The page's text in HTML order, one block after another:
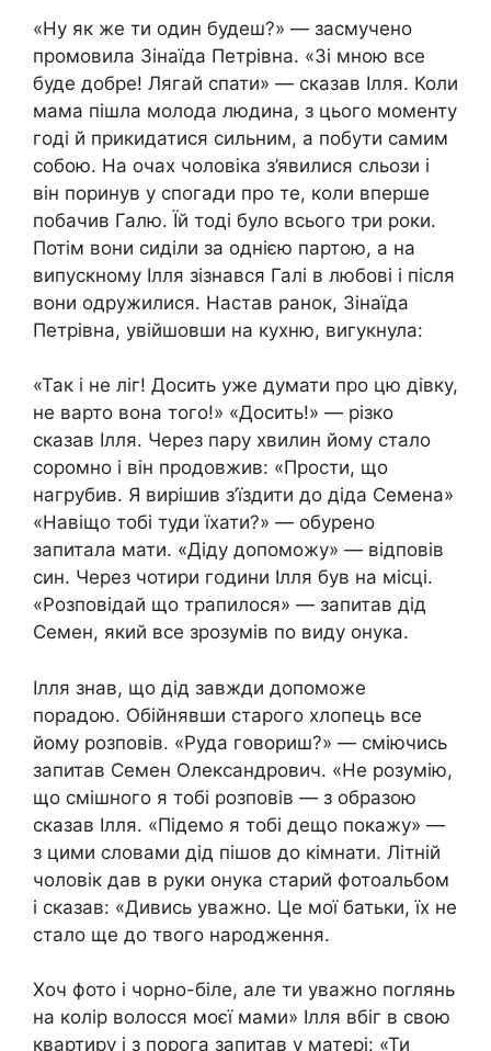
«Ну як же ти один будеш?» — засмучено
промовила Зінаїда Петрівна. «Зі мною все
буде добре! Лягай спати» — сказав Ілля. Коли
мама пішла молода людина, з цього моменту
годі й прикидатися сильним, а побути самим
собою. На очах чоловіка з’явилися сльози і
він поринув у спогади про те, коли вперше
побачив Галю. Їй тоді було всього три роки.
Потім вони сиділи за однією партою, а на
випускному Ілля зізнався Галі в любові і після
вони одружилися. Настав ранок, Зінаїда
Петрівна, увійшовши на кухню, вигукнула:
«Так і не ліг! Досить уже думати про цю дівку,
не варто вона того!» «Досить!» — різко
сказав Ілля. Через пару хвилин йому стало
соромно і він продовжив: «Прости, що
нагрубив. Я вирішив з’їздити до діда Семена»
«Навіщо тобі туди їхати?» — обурено
запитала мати. «Діду допоможу» — відповів
син. Через чотири години Ілля був на місці.
«Розповідай що трапилося» — запитав дід
Семен, який все зрозумів по виду онука.
Ілля знав, що дід завжди допоможе
порадою. Обійнявши старого хлопець все
йому розповів. «Руда говориш?» — сміючись
запитав Семен Олександрович. «Не розумію,
що смішного я тобі розповів — з образою
сказав Ілля. «Підемо я тобі дещо покажу» —
з цими словами дід пішов до кімнати. Літній
чоловік дав в руки онука старий фотоальбом
і сказав: «Дивись уважно. Це мої батьки, їх не
стало ще до твого народження.
Хоч фото і чорно-біле, але ти уважно поглянь
на колір волосся моєї мами» Ілля вбіг в свою
квартиру і з порога запитав у матері: «Ти